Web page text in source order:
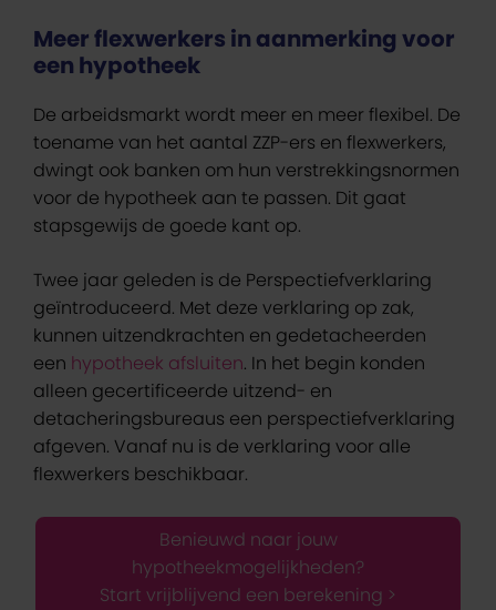
Meer flexwerkers in aanmerking voor
een hypotheek
De arbeidsmarkt wordt meer en meer flexibel. De
toename van het aantal ZZP-ers en flexwerkers,
dwingt ook banken om hun verstrekkingsnormen
voor de hypotheek aan te passen. Dit gaat
stapsgewijs de goede kant op.
Twee jaar geleden is de Perspectiefverklaring
geïntroduceerd. Met deze verklaring op zak,
kunnen uitzendkrachten en gedetacheerden
een hypotheek afsluiten. In het begin konden
alleen gecertificeerde uitzend- en
detacheringsbureaus een perspectiefverklaring
afgeven. Vanaf nu is de verklaring voor alle
flexwerkers beschikbaar.
Benieuwd naar jouw
hypotheekmogelijkheden?
Start vrijblijvend een berekening >